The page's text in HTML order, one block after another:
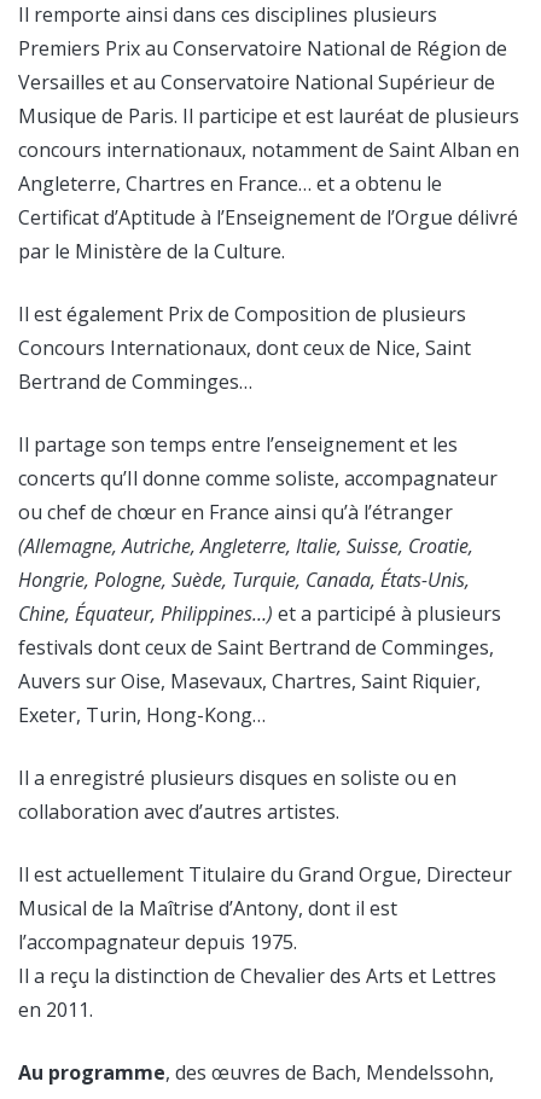
Il remporte ainsi dans ces disciplines plusieurs
Premiers Prix au Conservatoire National de Région de
Versailles et au Conservatoire National Supérieur de
Musique de Paris. Il participe et est lauréat de plusieurs
concours internationaux, notamment de Saint Alban en
Angleterre, Chartres en France… et a obtenu le
Certificat d’Aptitude à l’Enseignement de l’Orgue délivré
par le Ministère de la Culture.
Il est également Prix de Composition de plusieurs
Concours Internationaux, dont ceux de Nice, Saint
Bertrand de Comminges…
Il partage son temps entre l’enseignement et les
concerts qu’Il donne comme soliste, accompagnateur
ou chef de chœur en France ainsi qu’à l’étranger
(Allemagne, Autriche, Angleterre, Italie, Suisse, Croatie,
Hongrie, Pologne, Suède, Turquie, Canada, États-Unis,
Chine, Équateur, Philippines…) et a participé à plusieurs
festivals dont ceux de Saint Bertrand de Comminges,
Auvers sur Oise, Masevaux, Chartres, Saint Riquier,
Exeter, Turin, Hong-Kong…
Il a enregistré plusieurs disques en soliste ou en
collaboration avec d’autres artistes.
Il est actuellement Titulaire du Grand Orgue, Directeur
Musical de la Maîtrise d’Antony, dont il est
l’accompagnateur depuis 1975.
Il a reçu la distinction de Chevalier des Arts et Lettres
en 2011.
Au programme, des œuvres de Bach, Mendelssohn,